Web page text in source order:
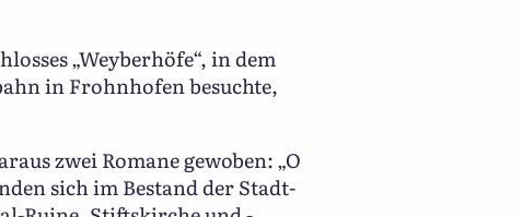
„Weyberhöfe“, in dem
in Frohnhofen besuchte,
zwei Romane gewoben: „O
sich im Bestand der Stadt-